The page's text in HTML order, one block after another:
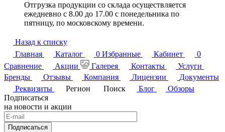
Отгрузка продукции со склада осуществляется
ежедневно с 8.00 до 17.00 с понедельника по
пятницу, по московскому времени.
Назад к списку
Главная
Каталог 0 Избранные Кабинет
0
Сравнение
Акции Галерея Контакты
Услуги
Бренды
Отзывы Компания Лицензии
Документы
Реквизиты
Регион Поиск Блог
Обзоры
Подписаться
на новости и акции
Подписаться